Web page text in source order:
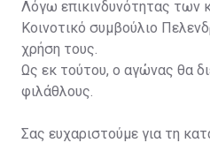
Λόγω επικινδυνότητας των
Κοινοτικό συμβούλιο
χρήση τους.
Ως εκ τούτου, ο αγώνας θα
φιλάθλους.
Σας ευχαριστούμε για τη